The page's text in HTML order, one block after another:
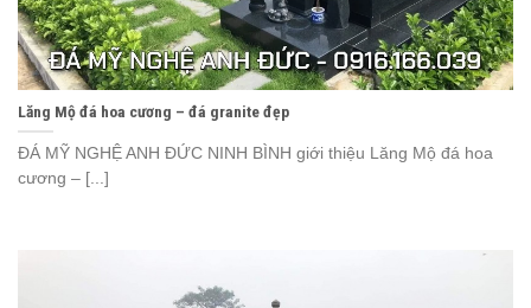
Lăng Mộ đá hoa cương – đá granite đẹp
ĐÁ MỸ NGHỆ ANH ĐỨC NINH BÌNH giới thiệu Lăng Mộ đá hoa
cương – [...]